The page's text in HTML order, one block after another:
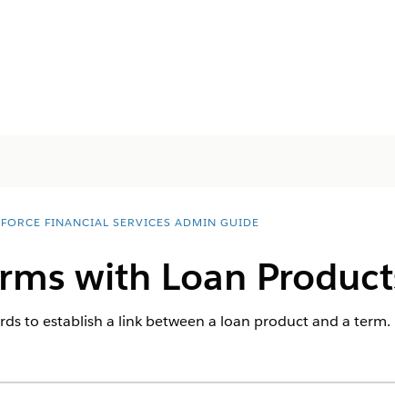
FINANCIAL SERVICES ADMIN GUIDE
with Loan
to establish a link between a loan product and a term.